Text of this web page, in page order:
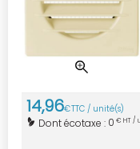
14,96€TTC / unité(s)
Dont écotaxe : 0 € HT /